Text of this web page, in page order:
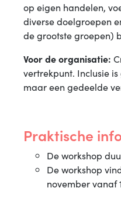
op eigen handelen,
diverse doelgroepen
de grootste groepen)
Voor de organisatie:
vertrekpunt. Inclusie is
maar een gedeelde
Praktische
De workshop
De workshop
november vanaf